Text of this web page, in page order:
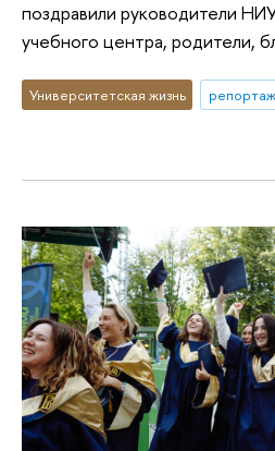
поздравили руководители
учебного центра, родители,
Университетская жизнь